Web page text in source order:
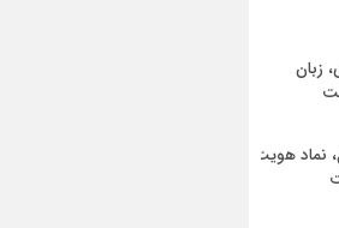
زبان
نماد هویت